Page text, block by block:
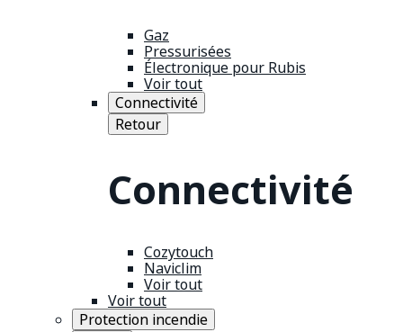
Gaz
Pressurisées
Électronique pour Rubis
Voir tout
Connectivité
Retour
Connectivité
Cozytouch
Naviclim
Voir tout
Voir tout
Protection incendie